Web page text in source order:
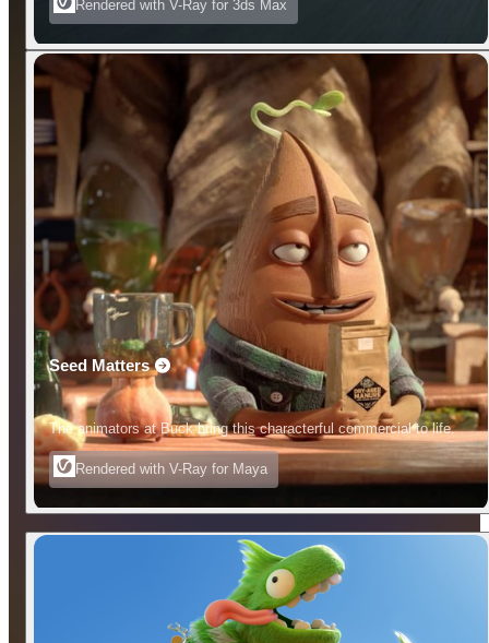
Rendered with V-Ray for 3ds Max
Seed Matters
The animators at Buck bring this characterful commercial to life.
Rendered with V-Ray for Maya